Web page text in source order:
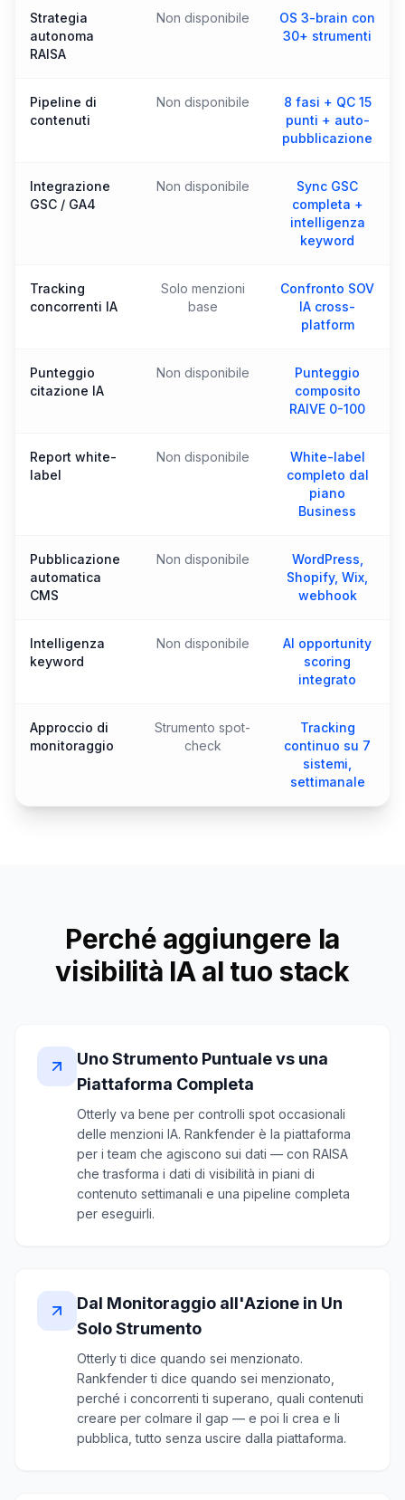
Strategia
autonoma
RAISA
Non disponibile
OS 3-brain con
30+ strumenti
Pipeline di
contenuti
Non disponibile
8 fasi + QC 15
punti + auto-
pubblicazione
Integrazione
GSC / GA4
Non disponibile
Sync GSC
completa +
intelligenza
keyword
Tracking
concorrenti IA
Solo menzioni
base
Confronto SOV
IA cross-
platform
Punteggio
citazione IA
Non disponibile
Punteggio
composito
RAIVE 0-100
Report white-
label
Non disponibile
White-label
completo dal
piano
Business
Pubblicazione
automatica
CMS
Non disponibile
WordPress,
Shopify, Wix,
webhook
Intelligenza
keyword
Non disponibile
AI opportunity
scoring
integrato
Approccio di
monitoraggio
Strumento spot-
check
Tracking
continuo su 7
sistemi,
settimanale
Perché aggiungere la
visibilità IA al tuo stack
Uno Strumento Puntuale vs una
Piattaforma Completa
Otterly va bene per controlli spot occasionali
delle menzioni IA. Rankfender è la piattaforma
per i team che agiscono sui dati — con RAISA
che trasforma i dati di visibilità in piani di
contenuto settimanali e una pipeline completa
per eseguirli.
Dal Monitoraggio all'Azione in Un
Solo Strumento
Otterly ti dice quando sei menzionato.
Rankfender ti dice quando sei menzionato,
perché i concorrenti ti superano, quali contenuti
creare per colmare il gap — e poi li crea e li
pubblica, tutto senza uscire dalla piattaforma.